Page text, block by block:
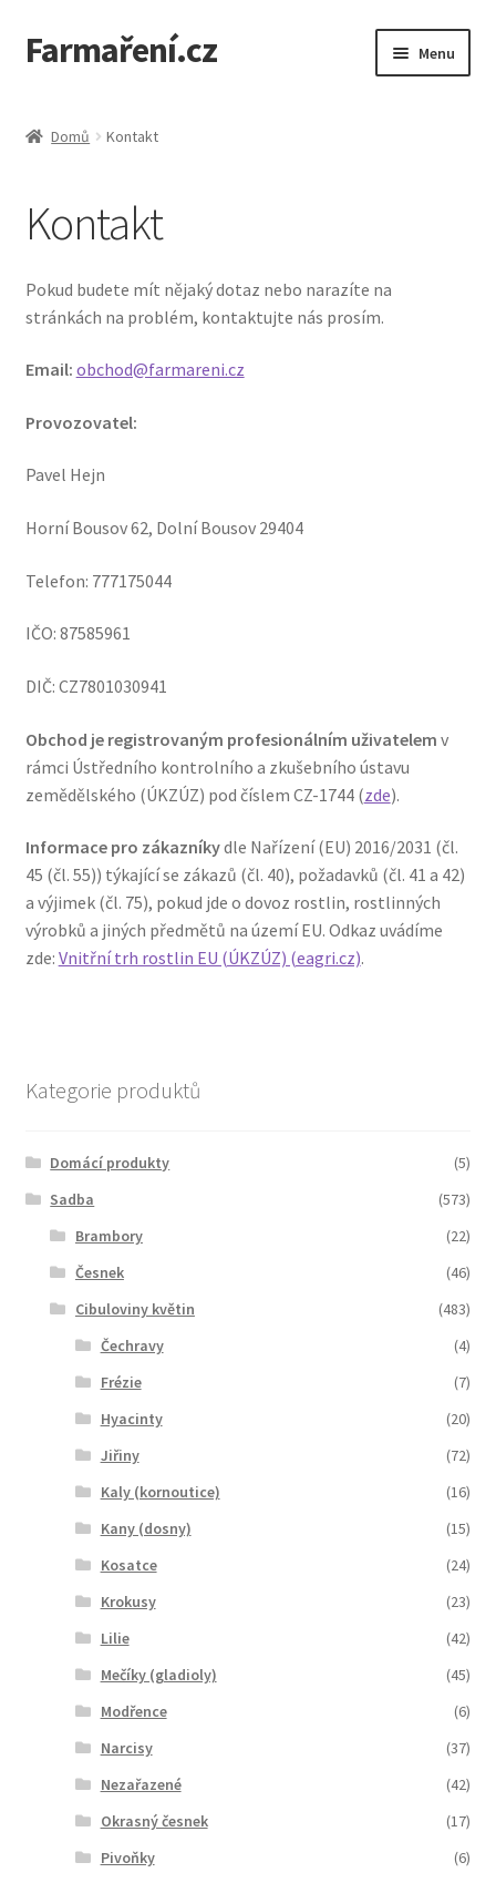
Přeskočit
na
Přejít
k
webu
Farmaření.cz Menu
Objednávky a ceník
Semena Vilmorin
Domů Kontakt
Kontakt
Pokud budete mít nějaký dotaz nebo narazíte na
stránkách na problém, kontaktujte nás prosím.
Email: obchod@farmareni.cz
Provozovatel:
Pavel Hejn
Horní Bousov 62, Dolní Bousov 29404
Telefon: 777175044
IČO: 87585961
DIČ: CZ7801030941
Obchod je registrovaným profesionálním uživatelem v
rámci Ústředního kontrolního a zkušebního ústavu
zemědělského (ÚKZÚZ) pod číslem CZ-1744 (zde).
Informace pro zákazníkydle Nařízení (EU) 2016/2031 (čl.
45 (čl. 55)) týkající se zákazů (čl. 40), požadavků (čl. 41 a 42)
a výjimek (čl. 75), pokud jde o dovoz rostlin, rostlinných
výrobků a jiných předmětů na území EU. Odkaz uvádíme
zde: Vnitřní trh rostlin EU (ÚKZÚZ) (eagri.cz).
Kategorie produktů
Domácí produkty
(5)
Sadba
(573)
Brambory
(22)
Česnek
(46)
Cibuloviny květin
(483)
Čechravy
(4)
Frézie
(7)
Hyacinty
(20)
Jiřiny
(72)
Kaly (kornoutice)
(16)
Kany (dosny)
(15)
Kosatce
(24)
Krokusy
(23)
Lilie
(42)
Mečíky (gladioly)
(45)
Modřence
(6)
Narcisy
(37)
Nezařazené
(42)
Okrasný česnek
(17)
Pivoňky
(6)